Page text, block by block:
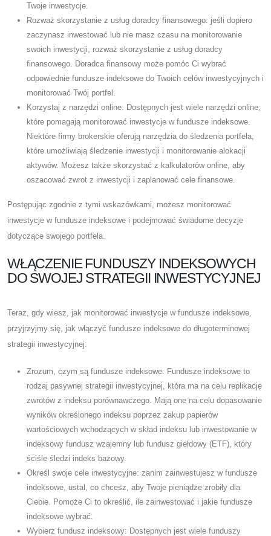
Twoje inwestycje.
Rozważ skorzystanie z usług doradcy finansowego: jeśli dopiero
zaczynasz inwestować lub nie masz czasu na monitorowanie
swoich inwestycji, rozważ skorzystanie z usług doradcy
finansowego. Doradca finansowy może pomóc Ci wybrać
odpowiednie fundusze indeksowe do Twoich celów inwestycyjnych i
monitorować Twój portfel.
Korzystaj z narzędzi online: Dostępnych jest wiele narzędzi online,
które pomagają monitorować inwestycje w fundusze indeksowe.
Niektóre firmy brokerskie oferują narzędzia do śledzenia portfela,
które umożliwiają śledzenie inwestycji i monitorowanie alokacji
aktywów. Możesz także skorzystać z kalkulatorów online, aby
oszacować zwrot z inwestycji i zaplanować cele finansowe.
Postępując zgodnie z tymi wskazówkami, możesz monitorować
inwestycje w fundusze indeksowe i podejmować świadome decyzje
dotyczące swojego portfela.
WŁĄCZENIE FUNDUSZY INDEKSOWYCH
DO SWOJEJ STRATEGII INWESTYCYJNEJ
Teraz, gdy wiesz, jak monitorować inwestycje w fundusze indeksowe,
przyjrzyjmy się, jak włączyć fundusze indeksowe do długoterminowej
strategii inwestycyjnej:
Zrozum, czym są fundusze indeksowe: Fundusze indeksowe to
rodzaj pasywnej strategii inwestycyjnej, która ma na celu replikację
zwrotów z indeksu porównawczego. Mają one na celu dopasowanie
wyników określonego indeksu poprzez zakup papierów
wartościowych wchodzących w skład indeksu lub inwestowanie w
indeksowy fundusz wzajemny lub fundusz giełdowy (ETF), który
ściśle śledzi indeks bazowy.
Określ swoje cele inwestycyjne: zanim zainwestujesz w fundusze
indeksowe, ustal, co chcesz, aby Twoje pieniądze zrobiły dla
Ciebie. Pomoże Ci to określić, ile zainwestować i jakie fundusze
indeksowe wybrać.
Wybierz fundusz indeksowy: Dostępnych jest wiele funduszy